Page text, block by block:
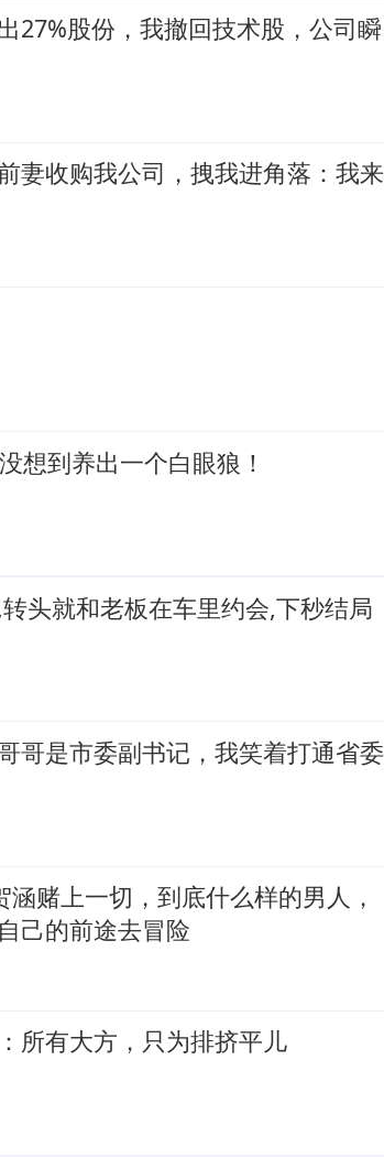
27%股份，我撤回技术股，公司瞬
妻收购我公司，拽我进角落：我来
想到养出一个白眼狼！
头就和老板在车里约会,下秒结局
哥是市委副书记，我笑着打通省委
赌上一切，到底什么样的男人，
己的前途去冒险
所有大方，只为排挤平儿